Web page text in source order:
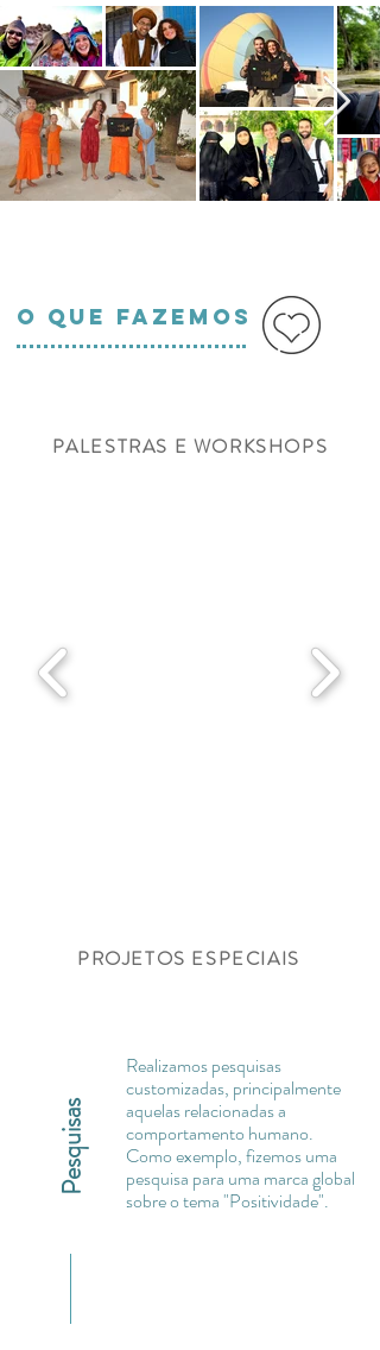
O QUE FAZEMOS
PALESTRAS E WORKSHOPS
PROJETOS ESPECIAIS
Realizamos pesquisas
customizadas, principalmente
aquelas relacionadas a
comportamento humano.
Como exemplo, fizemos uma
pesquisa para uma marca global
sobre o tema "Positividade".
Pesquisas